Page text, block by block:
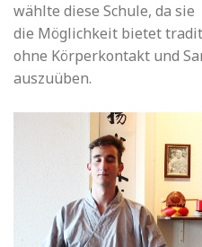
wählte diese Schule, da sie
die Möglichkeit bietet
ohne Körperkontakt und
auszuüben.